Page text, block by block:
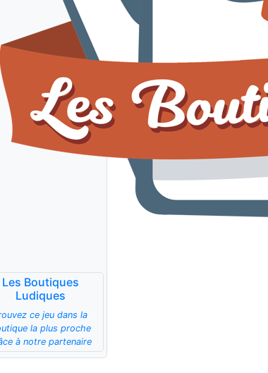
Les Boutiques
Ludiques
ce jeu dans la
la plus proche
à notre partenaire